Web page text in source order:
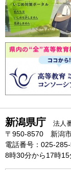
新潟県庁 法人
〒950-8570 新潟
電話番号：025-285-
8時30分から17時15